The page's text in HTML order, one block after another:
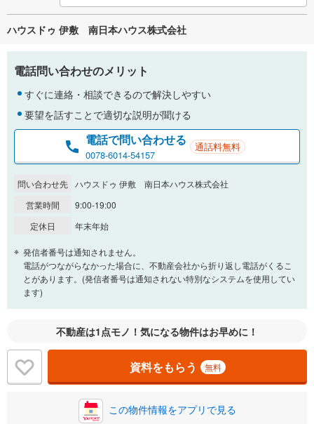
ハウスドゥ 伊敷 南日本ハウス株式会社
電話問い合わせのメリット
すぐに連絡・相談できるので解決しやすい
要望を話すことで適切な説明が聞ける
電話で問い合わせる
0078-6014-54157
通話料無料
問い合わせ先 ハウスドゥ 伊敷 南日本ハウス株式会社
営業時間
9:00-19:00
定休日
年末年始
発信者番号は通知されません。
電話がつながらなかった場合に、不動産会社から折り返し電話がくるこ
とがあります。(発信者番号は通知されない特別なシステムを使用してい
ます)
不動産は1点モノ！気になる物件はお早めに！
資料をもらう 無料
この物件情報をアプリで見る